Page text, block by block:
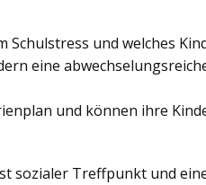
und welches
eine
und können ihre
sozialer Treffpunkt und